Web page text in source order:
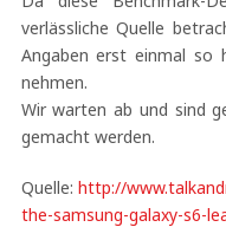
verlässliche Quelle
Angaben erst einmal so
nehmen.
Wir warten ab und sind
gemacht werden.
Quelle: http://
the-samsung-galaxy-s6-